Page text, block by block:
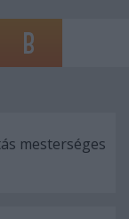
mesterséges